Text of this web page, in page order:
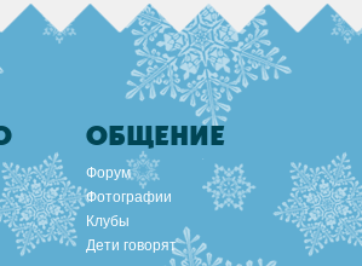
ОБЩЕНИЕ
Форум
Фотографии
Клубы
Дети говорят